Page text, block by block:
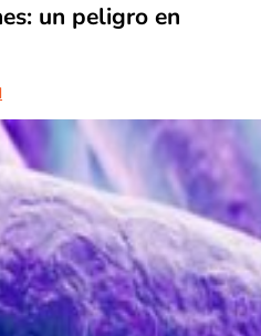
un peligro en